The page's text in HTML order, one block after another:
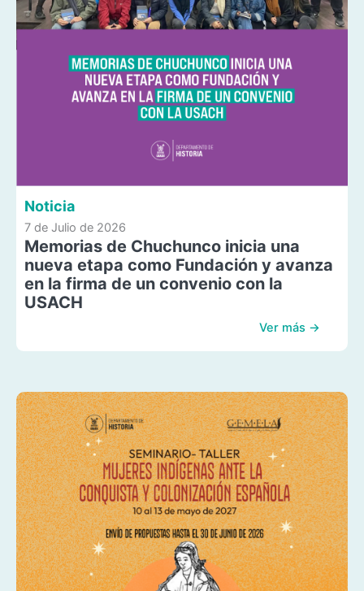
Noticia
7 de Julio de 2026
Memorias de Chuchunco inicia una
nueva etapa como Fundación y avanza
en la firma de un convenio con la
USACH
Ver más →